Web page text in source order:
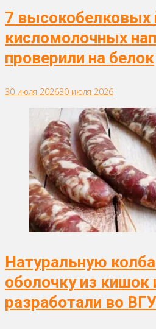
7 высокобелковых
кисломолочных
проверили на белок
30 июля 202630 июля 2026
Натуральную
оболочку из кишок
разработали во